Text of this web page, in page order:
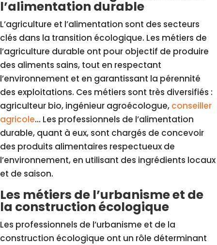
l’alimentation durable
L’agriculture et l’alimentation sont des secteurs
clés dans la transition écologique. Les métiers de
l’agriculture durable ont pour objectif de produire
des aliments sains, tout en respectant
l’environnement et en garantissant la pérennité
des exploitations. Ces métiers sont très diversifiés :
agriculteur bio, ingénieur agroécologue, conseiller
agricole… Les professionnels de l’alimentation
durable, quant à eux, sont chargés de concevoir
des produits alimentaires respectueux de
l’environnement, en utilisant des ingrédients locaux
et de saison.
Les métiers de l’urbanisme et de
la construction écologique
Les professionnels de l’urbanisme et de la
construction écologique ont un rôle déterminant